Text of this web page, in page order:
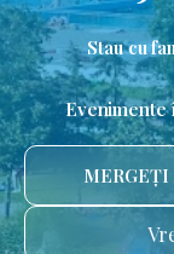
Stau cu
Evenimente
MERGEȚI